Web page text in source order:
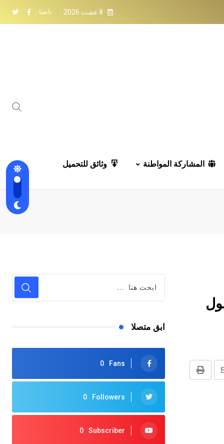
8 غشت 2026 تابعنا :
المشاركة المواطنة وثائق للتحميل
طباعة
ابق متصلا
0 Fans
0 Followers
0 Subscriber